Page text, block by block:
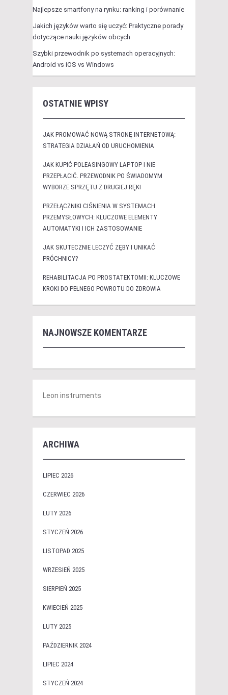
Najlepsze smartfony na rynku: ranking i porównanie
Jakich języków warto się uczyć: Praktyczne porady
dotyczące nauki języków obcych
Szybki przewodnik po systemach operacyjnych:
Android vs iOS vs Windows
OSTATNIE WPISY
JAK PROMOWAĆ NOWĄ STRONĘ INTERNETOWĄ:
STRATEGIA DZIAŁAŃ OD URUCHOMIENIA
JAK KUPIĆ POLEASINGOWY LAPTOP I NIE
PRZEPŁACIĆ. PRZEWODNIK PO ŚWIADOMYM
WYBORZE SPRZĘTU Z DRUGIEJ RĘKI
PRZEŁĄCZNIKI CIŚNIENIA W SYSTEMACH
PRZEMYSŁOWYCH: KLUCZOWE ELEMENTY
AUTOMATYKI I ICH ZASTOSOWANIE
JAK SKUTECZNIE LECZYĆ ZĘBY I UNIKAĆ
PRÓCHNICY?
REHABILITACJA PO PROSTATEKTOMII: KLUCZOWE
KROKI DO PEŁNEGO POWROTU DO ZDROWIA
NAJNOWSZE KOMENTARZE
Leon instruments
ARCHIWA
LIPIEC 2026
CZERWIEC 2026
LUTY 2026
STYCZEŃ 2026
LISTOPAD 2025
WRZESIEŃ 2025
SIERPIEŃ 2025
KWIECIEŃ 2025
LUTY 2025
PAŹDZIERNIK 2024
LIPIEC 2024
STYCZEŃ 2024